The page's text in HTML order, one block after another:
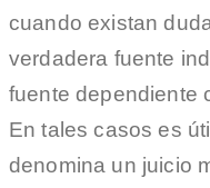
cuando existan
verdadera fuente
fuente dependiente
En tales casos es
denomina un juicio